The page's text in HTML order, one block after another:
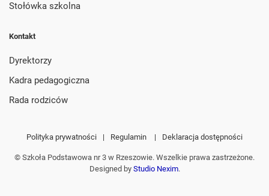
Stołówka szkolna
Kontakt
Dyrektorzy
Kadra pedagogiczna
Rada rodziców
Polityka prywatności | Regulamin | Deklaracja dostępności
© Szkoła Podstawowa nr 3 w Rzeszowie. Wszelkie prawa zastrzeżone.
Designed by Studio Nexim.